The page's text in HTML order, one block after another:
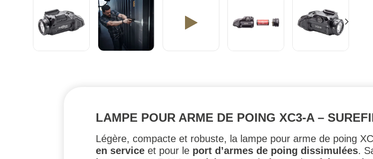
LAMPE POUR ARME DE POING XC3-A –
Légère, compacte et robuste, la lampe pour arme de poing
en service et pour le port d’armes de poing dissimulées.